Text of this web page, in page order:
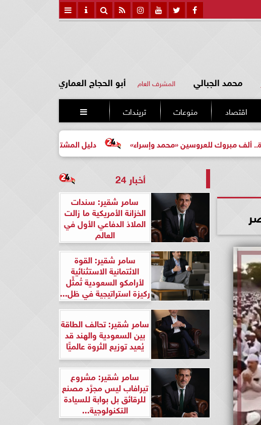
محمد الجبالي المشرف العام أبو الحجاج العماري
اقتصاد منوعات تريندات 
دليل المشتري لأول مرة لاختيار مشروع للعروسين «محمد وإسراء»
أخبار 24
سامر شقير: سندات
الخزانة الأمريكية ما زالت
الملاذ الدفاعي الأول في
العالم
سامر شقير: القوة
الائتمانية الاستثنائية
لأرامكو السعودية تُمثِّل
ركيزة استراتيجية في ظل...
سامر شقير: تحالف الطاقة
بين السعودية والهند قد
يُعيد توزيع الثروة عالميًّا
سامر شقير: مشروع
تيرافاب ليس مجرَّد مصنع
للرقائق بل بوابة للسيادة
التكنولوجية...